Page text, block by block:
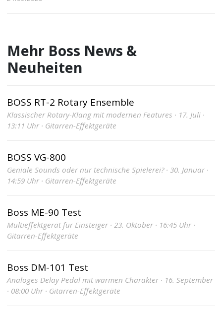
Mehr Boss News &
Neuheiten
BOSS RT-2 Rotary Ensemble
Klassischer Rotary-Klang mit modernen Features · 17. Juli ·
13:11 Uhr · Gitarren-Effektgeräte
BOSS VG-800
Geniale Sounds oder nur technische Spielerei? · 30. Januar ·
14:59 Uhr · Gitarren-Effektgeräte
Boss ME-90 Test
Multieffektgerät für Einsteiger · 23. Oktober · 16:45 Uhr ·
Gitarren-Effektgeräte
Boss DM-101 Test
Analoges Delay Pedal mit warmen Charakter · 16. September
· 08:00 Uhr · Gitarren-Effektgeräte